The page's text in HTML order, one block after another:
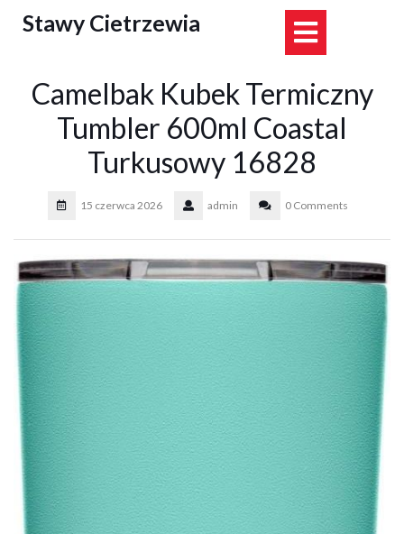
Stawy Cietrzewia
Camelbak Kubek Termiczny
Tumbler 600ml Coastal
Turkusowy 16828
15 czerwca 2026 admin 0 Comments